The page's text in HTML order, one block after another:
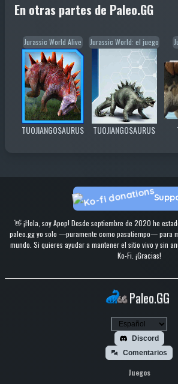
En otras partes de Paleo.GG
Jurassic World Alive
TUOJIANGOSAURUS
Jurassic World: el juego
TUOJIANGOSAURUS
👋 ¡Hola, soy Apop! Desde septiembre de 2020 he
paleo.gg yo solo —puramente como pasatiempo— para
mundo. Si quieres ayudar a mantener el sitio vivo y sin
Ko-Fi. ¡Gracias!
Paleo.GG
Discord
Comentarios
Juegos